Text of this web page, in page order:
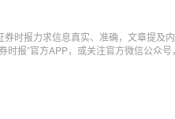
券时报力求信息真实、准确，文章提及
时报”官方APP，或关注官方微信公众